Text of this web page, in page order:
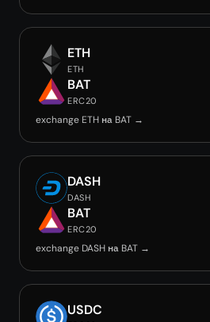
ETH
ETH
BAT
ERC20
exchange ETH на BAT →
DASH
DASH
BAT
ERC20
exchange DASH на BAT →
USDC